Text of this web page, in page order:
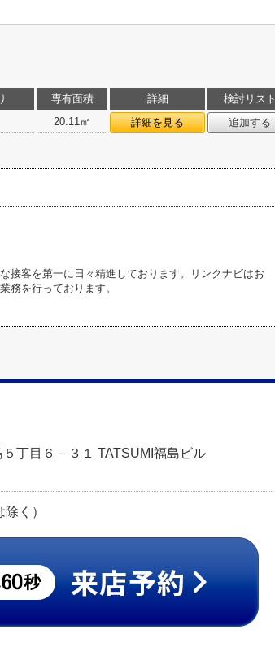
専有面積 詳細
検討リスト
20.11㎡ 詳細を見る 追加する
接客を第一に日々精進しております。リンクナビはお
務を行っております。
丁目６－３１ TATSUMI福島ビル
く）